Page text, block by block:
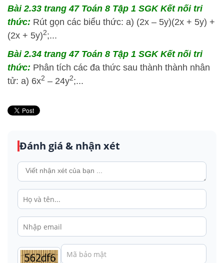
Bài 2.33 trang 47 Toán 8 Tập 1 SGK Kết nối tri
thức: Rút gọn các biểu thức: a) (2x – 5y)(2x + 5y) +
(2x + 5y)2;...
Bài 2.34 trang 47 Toán 8 Tập 1 SGK Kết nối tri
thức: Phân tích các đa thức sau thành thành nhân
tử: a) 6x2 – 24y2;...
Đánh giá & nhận xét